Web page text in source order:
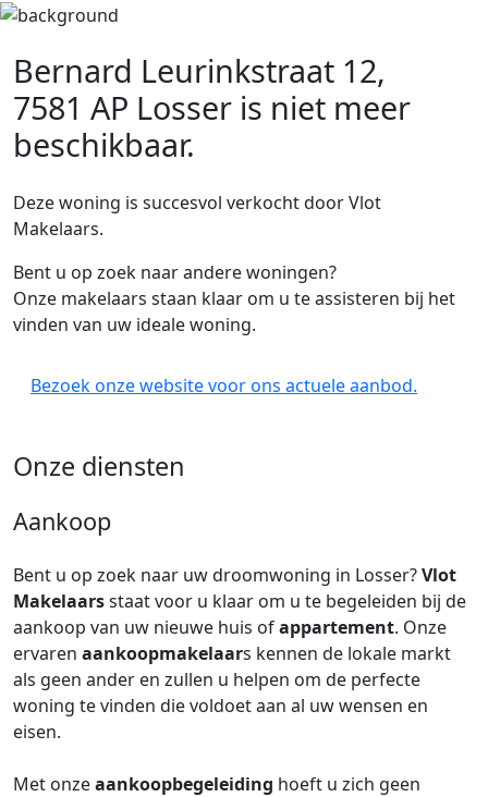
Bernard Leurinkstraat 12,
7581 AP Losser is niet meer
beschikbaar.
Deze woning is succesvol verkocht door Vlot
Makelaars.
Bent u op zoek naar andere woningen?
Onze makelaars staan klaar om u te assisteren bij het
vinden van uw ideale woning.
Bezoek onze website voor ons actuele aanbod.
Onze diensten
Aankoop
Bent u op zoek naar uw droomwoning in Losser?Vlot
Makelaarsstaat voor u klaar om u te begeleiden bij de
aankoop van uw nieuwe huis ofappartement. Onze
ervaren aankoopmakelaars kennen de lokale markt
als geen ander en zullen u helpen om de perfecte
woning te vinden die voldoet aan al uw wensen en
eisen.
Met onzeaankoopbegeleiding hoeft u zich geen